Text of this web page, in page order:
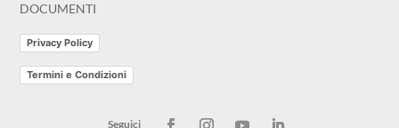
DOCUMENTI
Privacy Policy
Termini e Condizioni